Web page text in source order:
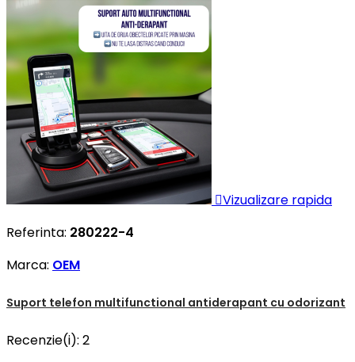
Vizualizare rapida
Referinta: 280222-4
Marca: OEM
Suport telefon multifunctional antiderapant cu odorizant
Recenzie(i): 2